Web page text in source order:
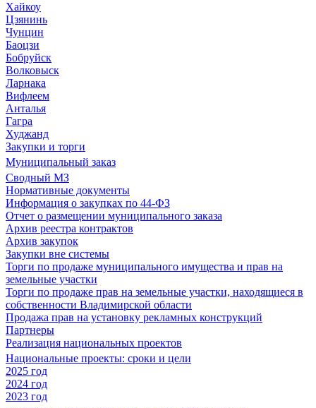
Хайкоу
Цзянинь
Чунцин
Баоцзи
Бобруйск
Волковыск
Ларнака
Вифлеем
Анталья
Гагра
Худжанд
Закупки и торги
Муниципальный заказ
Сводный МЗ
Нормативные документы
Информация о закупках по 44-ФЗ
Отчет о размещении муниципального заказа
Архив реестра контрактов
Архив закупок
Закупки вне системы
Торги по продаже муниципального имущества и прав на
земельные участки
Торги по продаже прав на земельные участки, находящиеся в
собственности Владимирской области
Продажа прав на установку рекламных конструкций
Партнеры
Реализация национальных проектов
Национальные проекты: сроки и цели
2025 год
2024 год
2023 год